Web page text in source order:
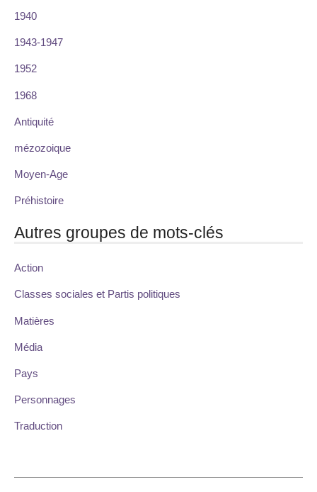
1940
1943-1947
1952
1968
Antiquité
mézozoique
Moyen-Age
Préhistoire
Autres groupes de mots-clés
Action
Classes sociales et Partis politiques
Matières
Média
Pays
Personnages
Traduction